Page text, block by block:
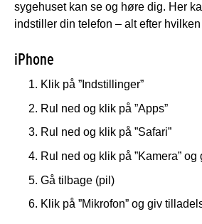
sygehuset kan se og høre dig. Her
indstiller din telefon – alt efter
iPhone
Klik på ”Indstillinger”
Rul ned og klik på ”Apps”
Rul ned og klik på ”Safari”
Rul ned og klik på ”Kamera”
Gå tilbage (pil)
Klik på ”Mikrofon” og giv